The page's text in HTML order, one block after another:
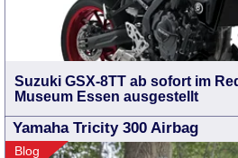
Suzuki GSX-8TT ab sofort im
Museum Essen ausgestellt
Yamaha Tricity 300 Airbag
Blog